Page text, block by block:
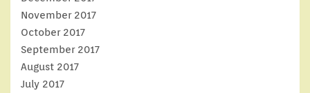
November 2017
October 2017
September 2017
August 2017
July 2017